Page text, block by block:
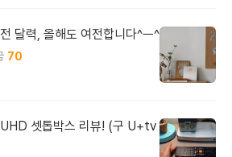
달력, 올해도 여전합니다^ㅡ^
70
셋톱박스 리뷰! (구 U+tv